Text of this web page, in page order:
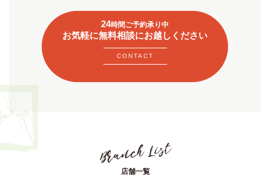
24時間ご予約承り中
お気軽に無料相談にお越しください
CONTACT
店舗一覧